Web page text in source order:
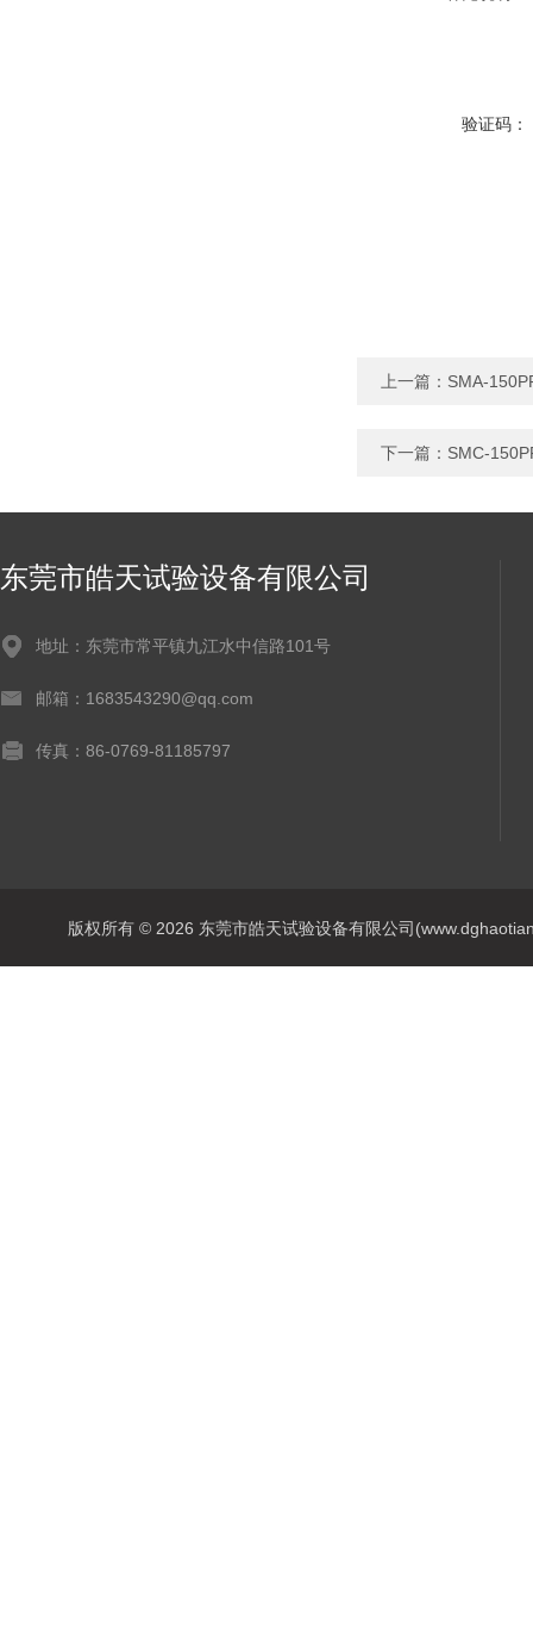
验证码：
上一篇： SMA-
下一篇： SMC-
东莞市皓天试验设备有限公司
地址：东莞市常平镇九江水中信路101号
邮箱：1683543290@qq.com
传真：86-0769-81185797
版权所有 © 2026 东莞市皓天试验设备有限公司